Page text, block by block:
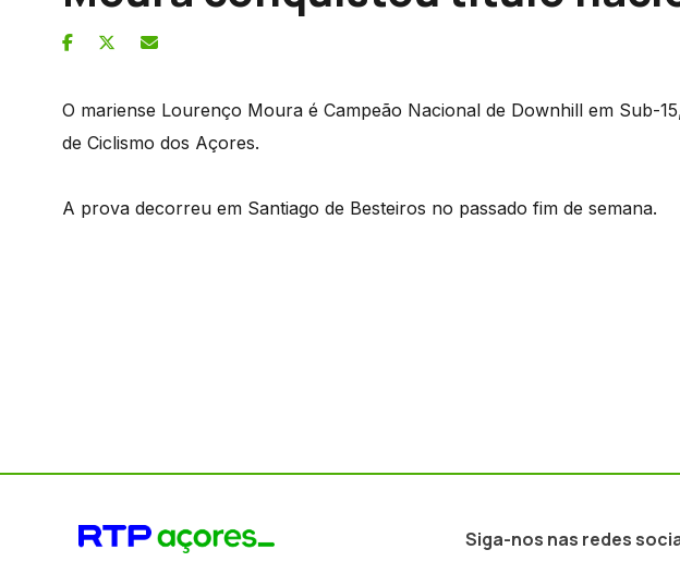
O mariense Lourenço Moura é Campeão Nacional de Downhill em Sub-
de Ciclismo dos Açores.
A prova decorreu em Santiago de Besteiros no passado fim de semana.
Siga-nos nas redes